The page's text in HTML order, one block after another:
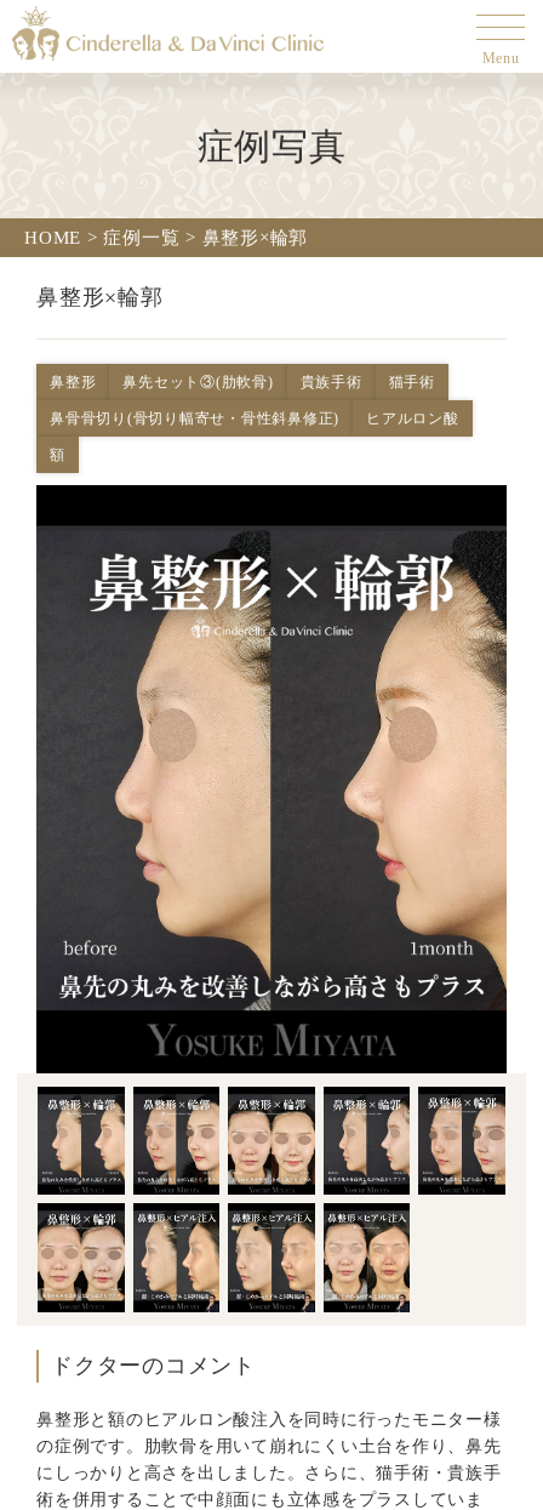
Menu
症例写真
HOME >症例一覧 > 鼻整形×輪郭
鼻整形×輪郭
鼻整形 鼻先セット③(肋軟骨) 貴族手術 猫手術
鼻骨骨切り(骨切り幅寄せ・骨性斜鼻修正) ヒアルロン酸
額
ドクターのコメント
鼻整形と額のヒアルロン酸注入を同時に行ったモニター様
の症例です。肋軟骨を用いて崩れにくい土台を作り、鼻先
にしっかりと高さを出しました。さらに、猫手術・貴族手
術を併用することで中顔面にも立体感をプラスしていま